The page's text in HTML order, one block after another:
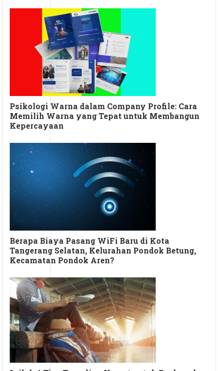
Psikologi Warna dalam Company Profile: Cara
Memilih Warna yang Tepat untuk Membangun
Kepercayaan
Berapa Biaya Pasang WiFi Baru di Kota
Tangerang Selatan, Kelurahan Pondok Betung,
Kecamatan Pondok Aren?